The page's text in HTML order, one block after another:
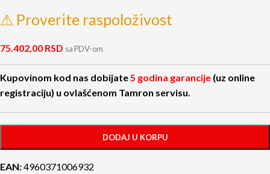
⚠ Proverite raspoloživost
75.402,00 RSD sa PDV-om
Kupovinom kod nas dobijate5 godina garancije (uz online
registraciju) u ovlašćenom Tamron servisu.
DODAJ U KORPU
EAN:4960371006932